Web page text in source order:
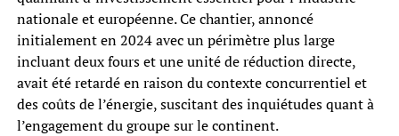
nationale et européenne. Ce chantier, annoncé
initialement en 2024 avec un périmètre plus large
incluant deux fours et une unité de réduction directe,
avait été retardé en raison du contexte concurrentiel et
des coûts de l’énergie, suscitant des inquiétudes quant à
l’engagement du groupe sur le continent.